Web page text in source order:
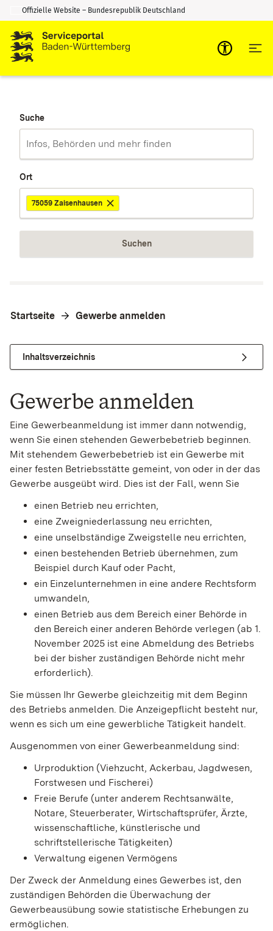
Zum Inhalt springen
Zur Suche springen
Offizielle Website – Bundesrepublik Deutschland
Suche
Ort
75059 Zaisenhausen
Suchen
Startseite Gewerbe anmelden
Inhaltsverzeichnis
Gewerbe anmelden
Eine Gewerbeanmeldung ist immer dann notwendig,
wenn Sie einen stehenden Gewerbebetrieb beginnen.
Mit stehendem Gewerbebetrieb ist ein Gewerbe mit
einer festen Betriebsstätte gemeint, von oder in der das
Gewerbe ausgeübt wird. Dies ist der Fall, wenn Sie
einen Betrieb neu errichten,
eine Zweigniederlassung neu errichten,
eine unselbständige Zweigstelle neu errichten,
einen bestehenden Betrieb übernehmen, zum
Beispiel durch Kauf oder Pacht,
ein Einzelunternehmen in eine andere Rechtsform
umwandeln,
einen Betrieb aus dem Bereich einer Behörde in
den Bereich einer anderen Behörde verlegen (ab 1.
November 2025 ist eine Abmeldung des Betriebs
bei der bisher zuständigen Behörde nicht mehr
erforderlich).
Sie müssen Ihr Gewerbe gleichzeitig mit dem Beginn
des Betriebs anmelden. Die Anzeigepflicht besteht nur,
wenn es sich um eine gewerbliche Tätigkeit handelt.
Ausgenommen von einer Gewerbeanmeldung sind:
Urproduktion (Viehzucht, Ackerbau, Jagdwesen,
Forstwesen und Fischerei)
Freie Berufe (unter anderem Rechtsanwälte,
Notare, Steuerberater, Wirtschaftsprüfer, Ärzte,
wissenschaftliche, künstlerische und
schriftstellerische Tätigkeiten)
Verwaltung eigenen Vermögens
Der Zweck der Anmeldung eines Gewerbes ist, den
zuständigen Behörden die Überwachung der
Gewerbeausübung sowie statistische Erhebungen zu
ermöglichen.